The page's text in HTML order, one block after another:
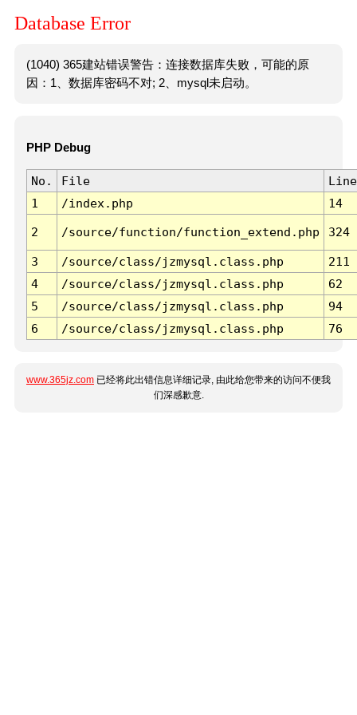
Database Error
(1040) 365建站错误警告：连接数据库失败，可能的原
因：1、数据库密码不对; 2、mysql未启动。
PHP Debug
No. File
Line
1
/index.php 14
2 /source/function/function_extend.php 324
3 /source/class/jzmysql.class.php
211
4
/source/class/jzmysql.class.php
62
5
/source/class/jzmysql.class.php
94
6
/source/class/jzmysql.class.php 76
www.365jz.com 已经将此出错信息详细记录, 由此给您带来的访问不便我
们深感歉意.